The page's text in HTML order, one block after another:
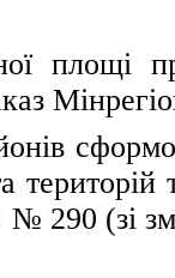
площі
№ 290 (зі